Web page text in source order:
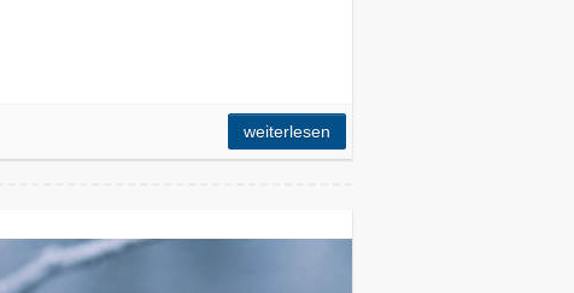
weiterlesen